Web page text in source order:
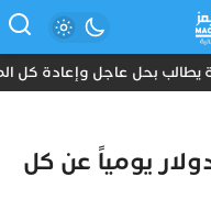
بحل عاجل وإعادة كل
يُغري الأندية بـ5000 دولار يومياً عن كل